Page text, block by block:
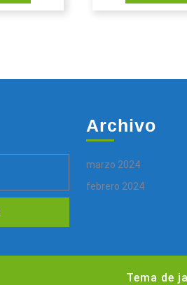
Archivo
marzo 2024
febrero 2024
Tema de